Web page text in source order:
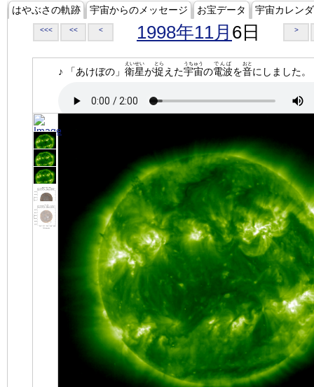
はやぶさの軌跡 宇宙からのメッセージ お宝データ 宇宙カレン
<<< << < 1998年11月 6日 >
♪ 「あけぼの」 衛星
えいせい
が捉
とら
えた宇宙
うちゅう
の電波
でんぱ
を音
おと
にしました。